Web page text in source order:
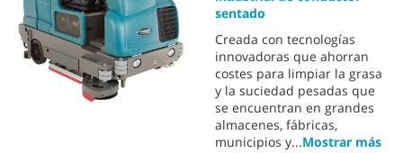
sentado
Creada con tecnologías
innovadoras que ahorran
costes para limpiar la grasa
y la suciedad pesadas que
se encuentran en grandes
almacenes, fábricas,
municipios y...Mostrar más